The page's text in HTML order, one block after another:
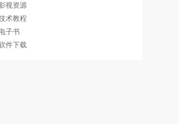
视资源
术教程
子书
件下载